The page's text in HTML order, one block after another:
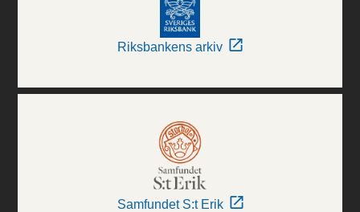
Riksbankens arkiv
Samfundet S:t Erik